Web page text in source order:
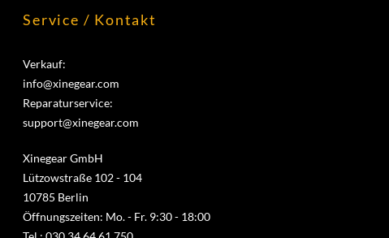
Service / Kontakt
Verkauf:
info@xinegear.com
Reparaturservice:
support@xinegear.com
Xinegear GmbH
Lützowstraße 102 - 104
10785 Berlin
Öffnungszeiten: Mo. - Fr. 9:30 - 18:00